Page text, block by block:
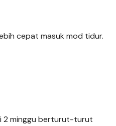
cepat masuk mod tidur.
2 minggu berturut-turut